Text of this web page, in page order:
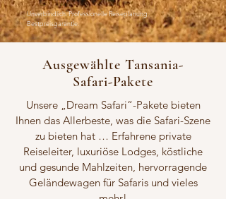
Unverbindlich. Professionelle Reiseplanung.
Bestpreisgarantie.
Ausgewählte Tansania-
Safari-Pakete
Unsere „Dream Safari“-Pakete bieten
Ihnen das Allerbeste, was die Safari-Szene
zu bieten hat … Erfahrene private
Reiseleiter, luxuriöse Lodges, köstliche
und gesunde Mahlzeiten, hervorragende
Geländewagen für Safaris und vieles